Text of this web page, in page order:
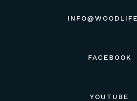
FACEBOOK
YOUTUBE